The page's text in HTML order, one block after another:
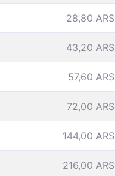
28,80 ARS
43,20 ARS
57,60 ARS
72,00 ARS
144,00 ARS
216,00 ARS